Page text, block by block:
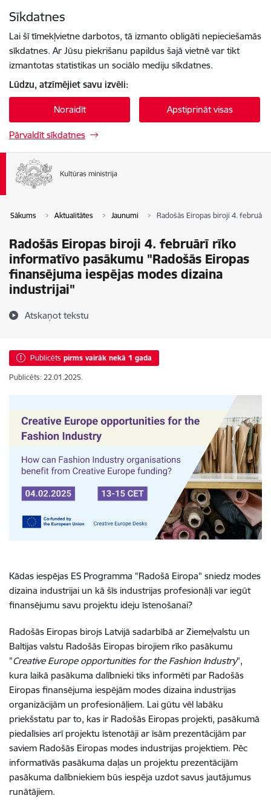
Sīkdatnes
Lai šī tīmekļvietne darbotos, tā izmanto obligāti nepieciešamās
sīkdatnes. Ar Jūsu piekrišanu papildus šajā vietnē var tikt
izmantotas statistikas un sociālo mediju sīkdatnes.
Lūdzu, atzīmējiet savu izvēli:
Noraidīt Apstiprināt visas
Pārvaldīt sīkdatnes
Sākums Aktualitātes Jaunumi Radošās Eiropas biroji 4. februārī
Radošās Eiropas biroji 4. februārī rīko
informatīvo pasākumu "Radošās Eiropas
finansējuma iespējas modes dizaina
industrijai"
Atskaņot tekstu
Publicēts pirms vairāk nekā 1 gada
Publicēts: 22.01.2025.
Kādas iespējas ES Programma "Radošā Eiropa" sniedz modes
dizaina industrijai un kā šīs industrijas profesionāļi var iegūt
finansējumu savu projektu ideju īstenošanai?
Radošās Eiropas birojs Latvijā sadarbībā ar Ziemeļvalstu un
Baltijas valstu Radošās Eiropas birojiem rīko pasākumu
"Creative Europe opportunities for the Fashion Industry",
kura laikā pasākuma dalībnieki tiks informēti par Radošās
Eiropas finansējuma iespējām modes dizaina industrijas
organizācijām un profesionāļiem. Lai gūtu vēl labāku
priekšstatu par to, kas ir Radošās Eiropas projekti, pasākumā
piedalīsies arī projektu īstenotāji ar īsām prezentācijām par
saviem Radošās Eiropas modes industrijas projektiem. Pēc
informatīvās pasākuma daļas un projektu prezentācijām
pasākuma dalībniekiem būs iespēja uzdot savus jautājumus
runātājiem.